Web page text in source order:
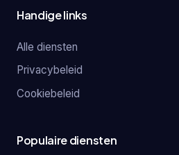
Handige links
Alle diensten
Privacybeleid
Cookiebeleid
Populaire diensten